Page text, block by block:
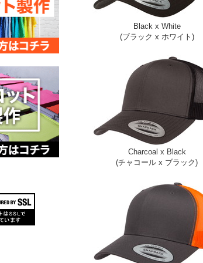
Black x White
(ブラック x ホワイト)
Charcoal x Black
(チャコール x ブラック)